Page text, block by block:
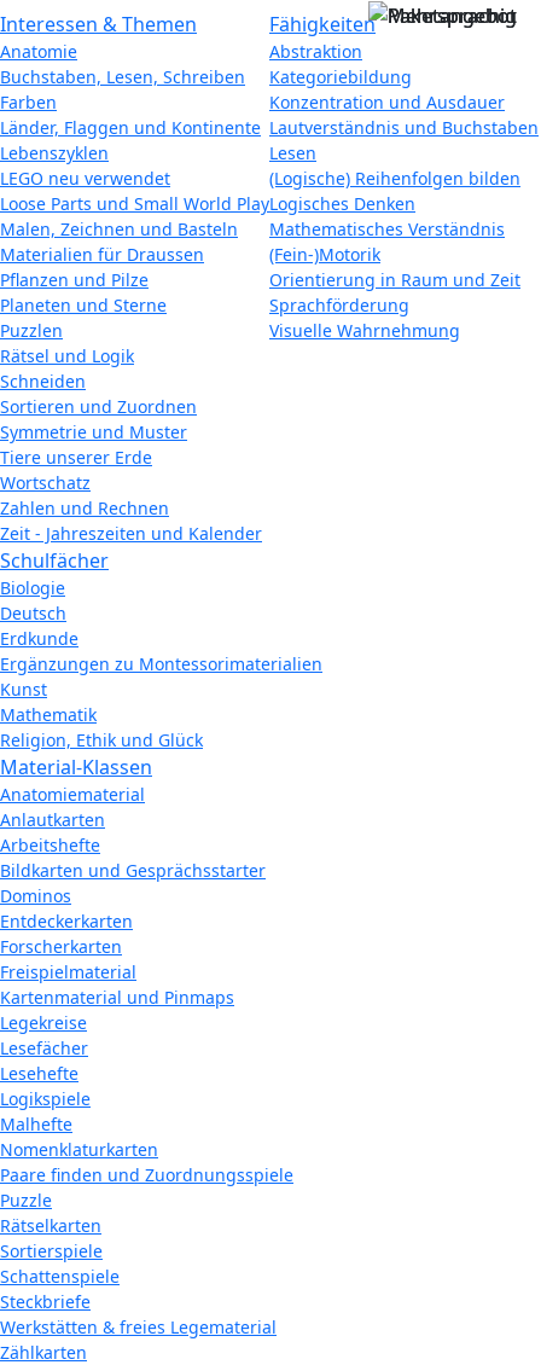
Interessen & Themen
Anatomie
Buchstaben, Lesen, Schreiben
Farben
Länder, Flaggen und Kontinente
Lebenszyklen
LEGO neu verwendet
Loose Parts und Small World Play
Malen, Zeichnen und Basteln
Materialien für Draussen
Pflanzen und Pilze
Planeten und Sterne
Puzzlen
Rätsel und Logik
Schneiden
Sortieren und Zuordnen
Symmetrie und Muster
Tiere unserer Erde
Wortschatz
Zahlen und Rechnen
Zeit - Jahreszeiten und Kalender
Fähigkeiten
Abstraktion
Kategoriebildung
Konzentration und Ausdauer
Lautverständnis und Buchstaben
Lesen
(Logische) Reihenfolgen bilden
Logisches Denken
Mathematisches Verständnis
(Fein-)Motorik
Orientierung in Raum und Zeit
Sprachförderung
Visuelle Wahrnehmung
Schulfächer
Biologie
Deutsch
Erdkunde
Ergänzungen zu Montessorimaterialien
Kunst
Mathematik
Religion, Ethik und Glück
Material-Klassen
Anatomiematerial
Anlautkarten
Arbeitshefte
Bildkarten und Gesprächsstarter
Dominos
Entdeckerkarten
Forscherkarten
Freispielmaterial
Kartenmaterial und Pinmaps
Legekreise
Lesefächer
Lesehefte
Logikspiele
Malhefte
Nomenklaturkarten
Paare finden und Zuordnungsspiele
Puzzle
Rätselkarten
Sortierspiele
Schattenspiele
Steckbriefe
Werkstätten & freies Legematerial
Zählkarten